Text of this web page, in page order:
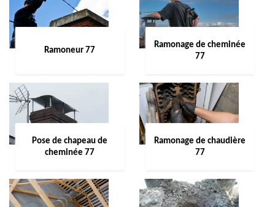
Ramoneur 77
Ramonage de cheminée
77
Pose de chapeau de
cheminée 77
Ramonage de chaudière
77